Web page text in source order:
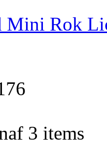
Mini Rok
3 items